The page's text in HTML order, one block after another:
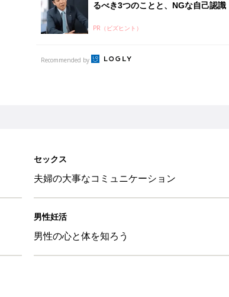
るべき3つのことと、NGな自己認識
PR（ビズヒント）
Recommended by
セックス
夫婦の大事なコミュニケーション
男性妊活
男性の心と体を知ろう